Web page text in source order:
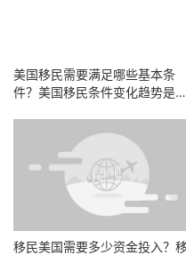
美国移民需要满足哪些基本条
件？美国移民条件变化趋势是什
么？